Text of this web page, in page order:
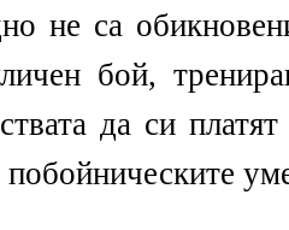
не са
бой,
да си
побойническите